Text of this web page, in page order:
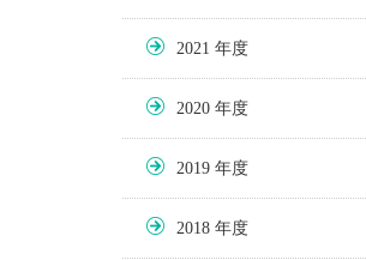
2021
2020
2019
2018